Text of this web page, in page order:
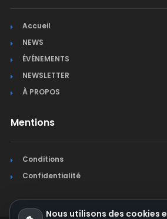
Accueil
NEWS
ÉVÉNEMENTS
NEWSLETTER
À PROPOS
Mentions
Conditions
Confidentialité
Nous utilisons des cookies